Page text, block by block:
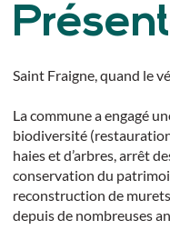
Saint Fraigne, quand le
La commune a engagé
biodiversité
haies et d’arbres, arrêt
conservation du
reconstruction de
depuis de nombreuses